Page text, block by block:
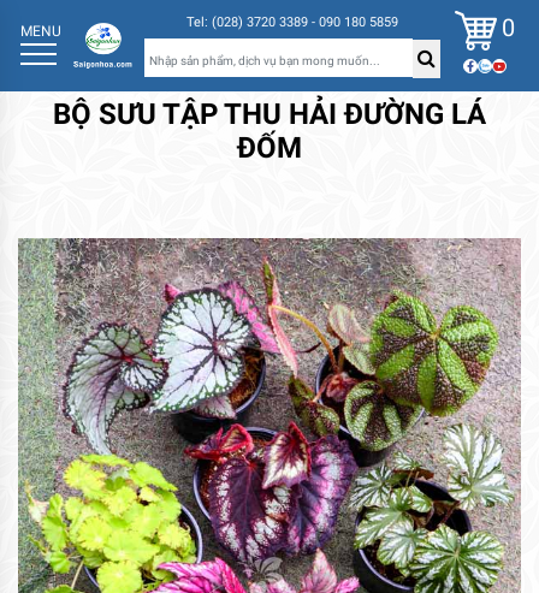
MENU Tel: (028) 3720 3389 - 090 180 5859 0
BỘ SƯU TẬP THU HẢI ĐƯỜNG LÁ
ĐỐM